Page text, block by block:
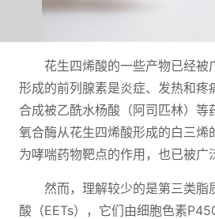
花生四烯酸的一些产物已经被
形成的前列腺素是炎症、发热和疼
合成被乙酰水杨酸（阿司匹林）等
氧合酶从花生四烯酸形成的白三烯
为哮喘药物靶点的作用，也已被广
然而，理解较少的是第三类
酸（EETs），它们由细胞色素